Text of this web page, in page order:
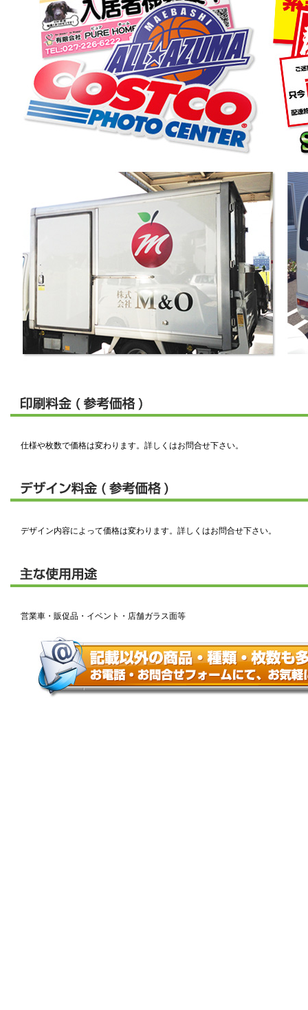
仕様や枚数で価格は変わります。詳しくはお問合せ下さい。
デザイン内容によって価格は変わります。詳しくはお問合せ下さい。
営業車・販促品・イベント・店舗ガラス面等